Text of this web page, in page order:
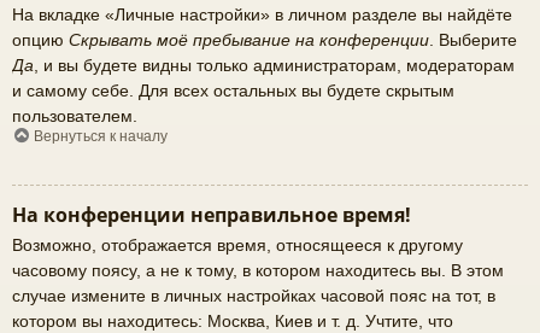
На вкладке «Личные настройки» в личном разделе вы найдёте
опцию Скрывать моё пребывание на конференции. Выберите
Да, и вы будете видны только администраторам, модераторам
и самому себе. Для всех остальных вы будете скрытым
пользователем.
Вернуться к началу
На конференции неправильное время!
Возможно, отображается время, относящееся к другому
часовому поясу, а не к тому, в котором находитесь вы. В этом
случае измените в личных настройках часовой пояс на тот, в
котором вы находитесь: Москва, Киев и т. д. Учтите, что